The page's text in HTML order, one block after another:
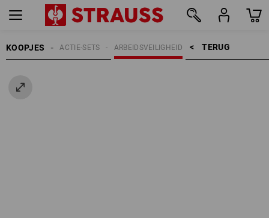
KOOPJES TERUG    >
ARBEIDSVEILIGHEID
ACTIE-SETS